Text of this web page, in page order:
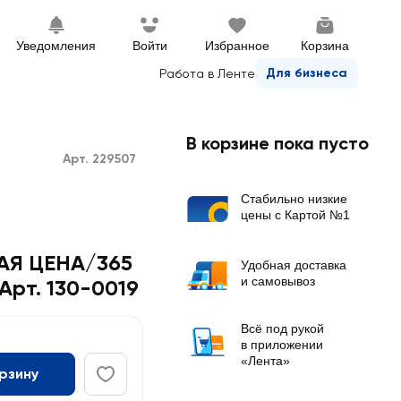
Уведомления Войти Избранное Корзина
Работа в Ленте Для бизнеса
Арт. 229507
ЦЕНА/365
130-0019
В корзине пока пусто
Стабильно низкие
цены с Картой №1
Удобная доставка
и самовывоз
Всё под рукой
в приложении
«Лента»